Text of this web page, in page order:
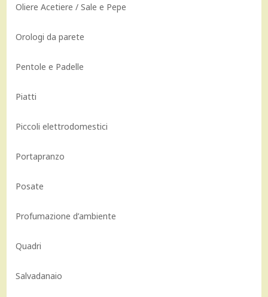
Oliere Acetiere / Sale e Pepe
Orologi da parete
Pentole e Padelle
Piatti
Piccoli elettrodomestici
Portapranzo
Posate
Profumazione d’ambiente
Quadri
Salvadanaio